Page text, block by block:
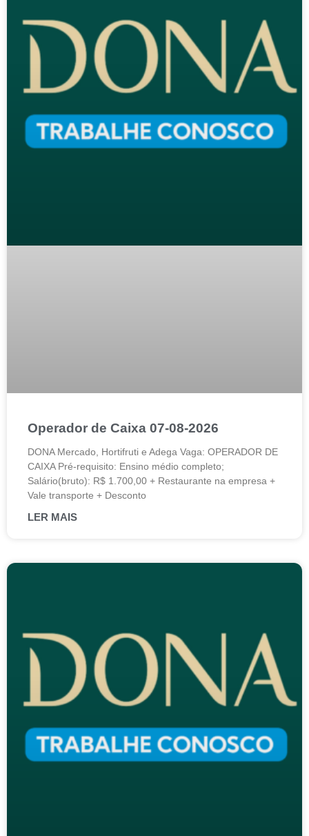
Operador de Caixa 07-08-2026
DONA Mercado, Hortifruti e Adega Vaga: OPERADOR DE
CAIXA Pré-requisito: Ensino médio completo;
Salário(bruto): R$ 1.700,00 + Restaurante na empresa +
Vale transporte + Desconto
LER MAIS